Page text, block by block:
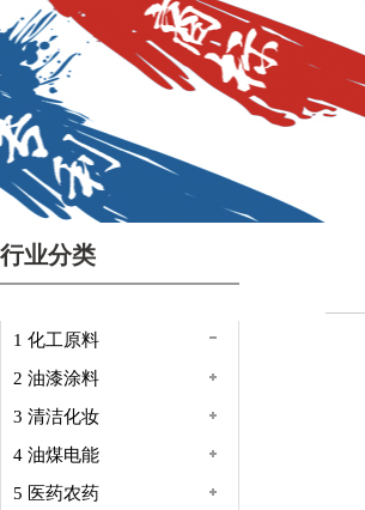
行业分类
1 化工原料
2 油漆涂料
3 清洁化妆
4 油煤电能
5 医药农药